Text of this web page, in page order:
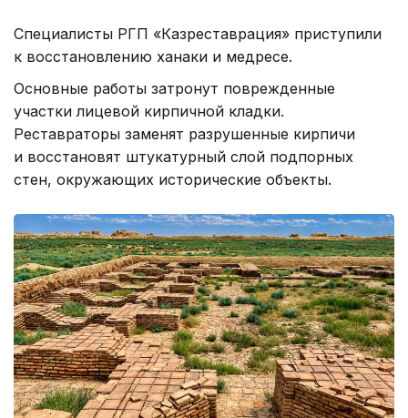
Специалисты РГП «Казреставрация» приступили
к восстановлению ханаки и медресе.
Основные работы затронут поврежденные
участки лицевой кирпичной кладки.
Реставраторы заменят разрушенные кирпичи
и восстановят штукатурный слой подпорных
стен, окружающих исторические объекты.